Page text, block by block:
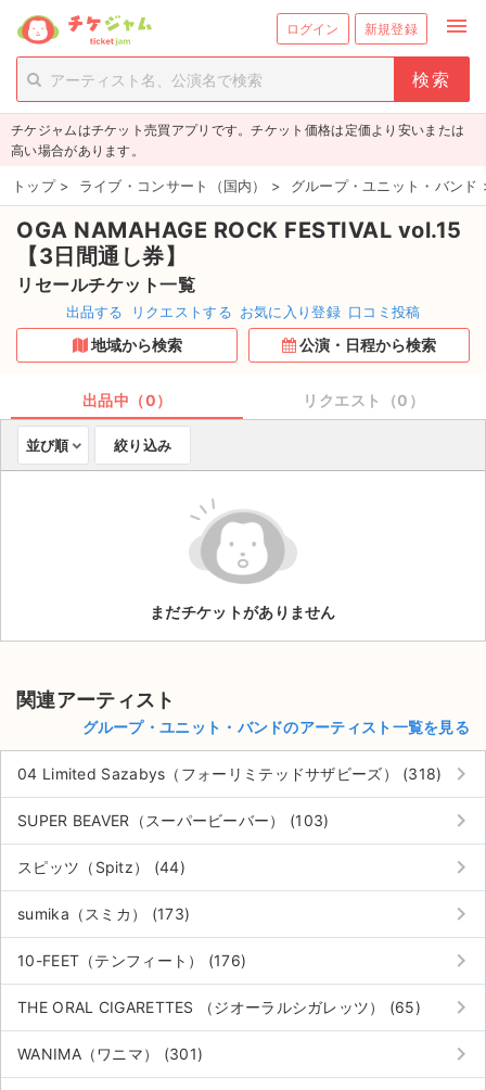
ログイン 新規登録 menu
person_add 新規会員登録
チケットを探す
新着チケット
値下げしたチケット
都道府県からチケットを探す
もうすぐ開催のチケット
取扱チケット
ライブ・コンサート（海外）
ご利用ガイド
ご利用ガイド
手数料・お支払い方法
AIに質問する
よくある質問
お知らせ
チケジャムはチケット売買アプリです。チケット価格は定価より安いまたは
高い場合があります。
トップ > ライブ・コンサート（国内） > グループ・ユニット・バンド
OGA NAMAHAGE ROCK FESTIVAL vol.15
【3日間通し券】
リセールチケット一覧
出品する リクエストする お気に入り登録 口コミ投稿
地域から検索 公演・日程から検索
出品中（0） リクエスト（0）
並び順 絞り込み
まだチケットがありません
関連アーティスト
グループ・ユニット・バンドのアーティスト一覧を見る
04 Limited Sazabys（フォーリミテッドサザビーズ） (318) keyboard_arrow_right
SUPER BEAVER（スーパービーバー） (103) keyboard_arrow_right
スピッツ（Spitz） (44) keyboard_arrow_right
sumika（スミカ） (173) keyboard_arrow_right
10-FEET（テンフィート） (176) keyboard_arrow_right
THE ORAL CIGARETTES （ジオーラルシガレッツ） (65) keyboard_arrow_right
WANIMA（ワニマ） (301) keyboard_arrow_right